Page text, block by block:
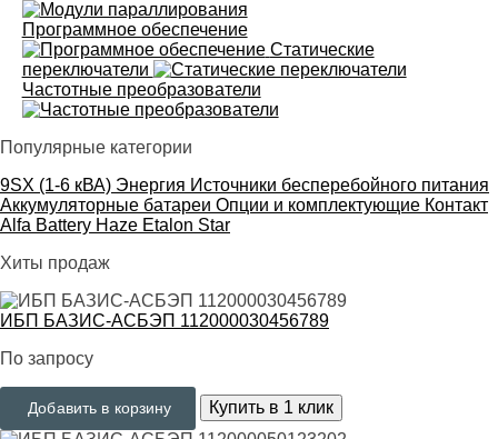
Программное обеспечение
Статические
переключатели
Частотные преобразователи
Популярные категории
9SX (1-6 кВА) Энергия Источники бесперебойного питания
Аккумуляторные батареи Опции и комплектующие Контакт
Alfa Battery Haze Etalon Star
Хиты продаж
ИБП БАЗИС-АСБЭП 112000030456789
По запросу
Добавить в корзину Купить в 1 клик